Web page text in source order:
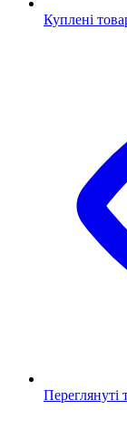
Куплені
Переглянуті